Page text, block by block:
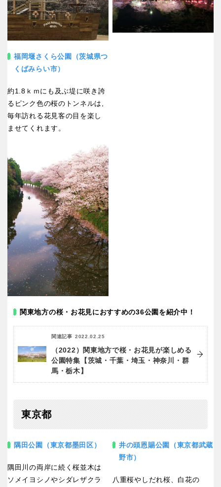
福岡堰さくら公園（茨城県つ
くばみらい市）
約1.8ｋｍにも及ぶ堤に咲き誇
るピンク色の桜のトンネルは,
毎年訪れる花見客の目を楽し
ませてくれます。
関東地方の桜・お花見におすすめの36公園を紹介中！
関連記事 2022.02.25
（2022）関東地方で桜・お花見が楽しめる
公園特集【茨城・千葉・埼玉・神奈川・群
馬・栃木】
東京都
隅田公園（東京都墨田区）
隅田川の両岸に続く桜並木は
ソメイヨシノやシダレザクラ
井の頭恩賜公園（東京都武蔵
野市）
八重桜やしだれ桜、白花の